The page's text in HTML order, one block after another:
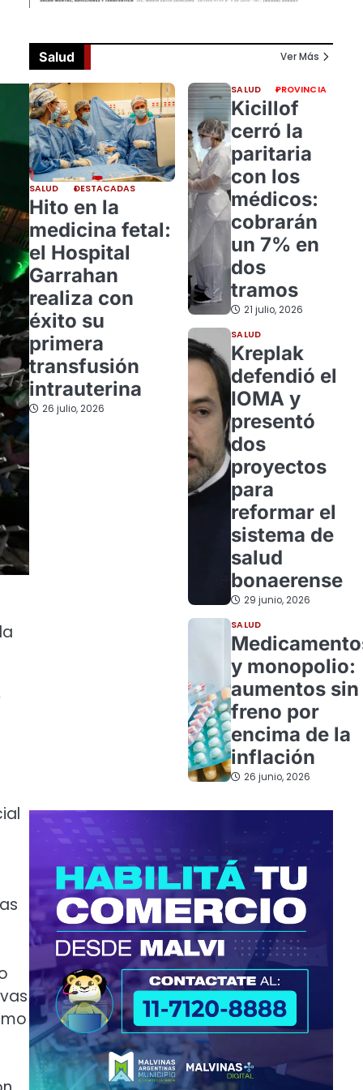
Salud Ver Más
SALUD DESTACADAS
Hito en la
medicina fetal:
el Hospital
Garrahan
realiza con
éxito su
primera
transfusión
intrauterina
26 julio, 2026
SALUD PROVINCIA
Kicillof
cerró la
paritaria
con los
médicos:
cobrarán
un 7% en
dos
tramos
21 julio, 2026
SALUD
Kreplak
defendió el
IOMA y
presentó
dos
proyectos
para
reformar el
sistema de
salud
bonaerense
29 junio, 2026
SALUD
y monopolio:
aumentos sin
freno por
encima de la
inflación
26 junio, 2026